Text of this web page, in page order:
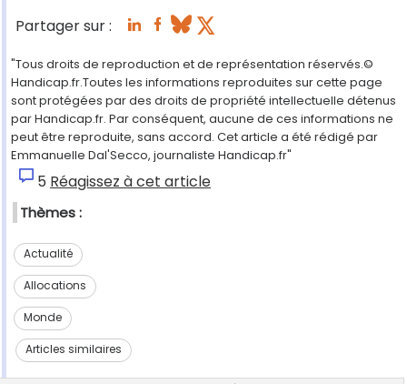
Partager sur :
"Tous droits de reproduction et de représentation réservés.©
Handicap.fr.Toutes les informations reproduites sur cette page
sont protégées par des droits de propriété intellectuelle détenus
par Handicap.fr. Par conséquent, aucune de ces informations ne
peut être reproduite, sans accord. Cet article a été rédigé par
Emmanuelle Dal'Secco, journaliste Handicap.fr"
5 Réagissez à cet article
Thèmes :
Actualité
Allocations
Monde
Articles similaires